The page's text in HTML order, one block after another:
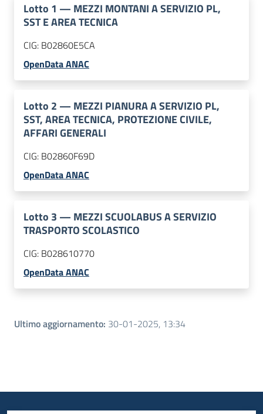
Lotto 1 — MEZZI MONTANI A SERVIZIO PL,
SST E AREA TECNICA
CIG: B02860E5CA
OpenData ANAC
Lotto 2 — MEZZI PIANURA A SERVIZIO PL,
SST, AREA TECNICA, PROTEZIONE CIVILE,
AFFARI GENERALI
CIG: B02860F69D
OpenData ANAC
Lotto 3 — MEZZI SCUOLABUS A SERVIZIO
TRASPORTO SCOLASTICO
CIG: B028610770
OpenData ANAC
Ultimo aggiornamento: 30-01-2025, 13:34